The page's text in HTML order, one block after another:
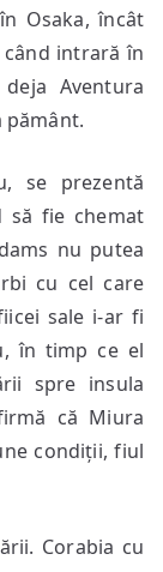
Osaka, încât
intrară în
Aventura
pământ.
se prezentă
să fie chemat
nu putea
cu cel care
sale i-ar fi
în timp ce el
spre insula
că Miura
condiții, fiul
Corabia cu